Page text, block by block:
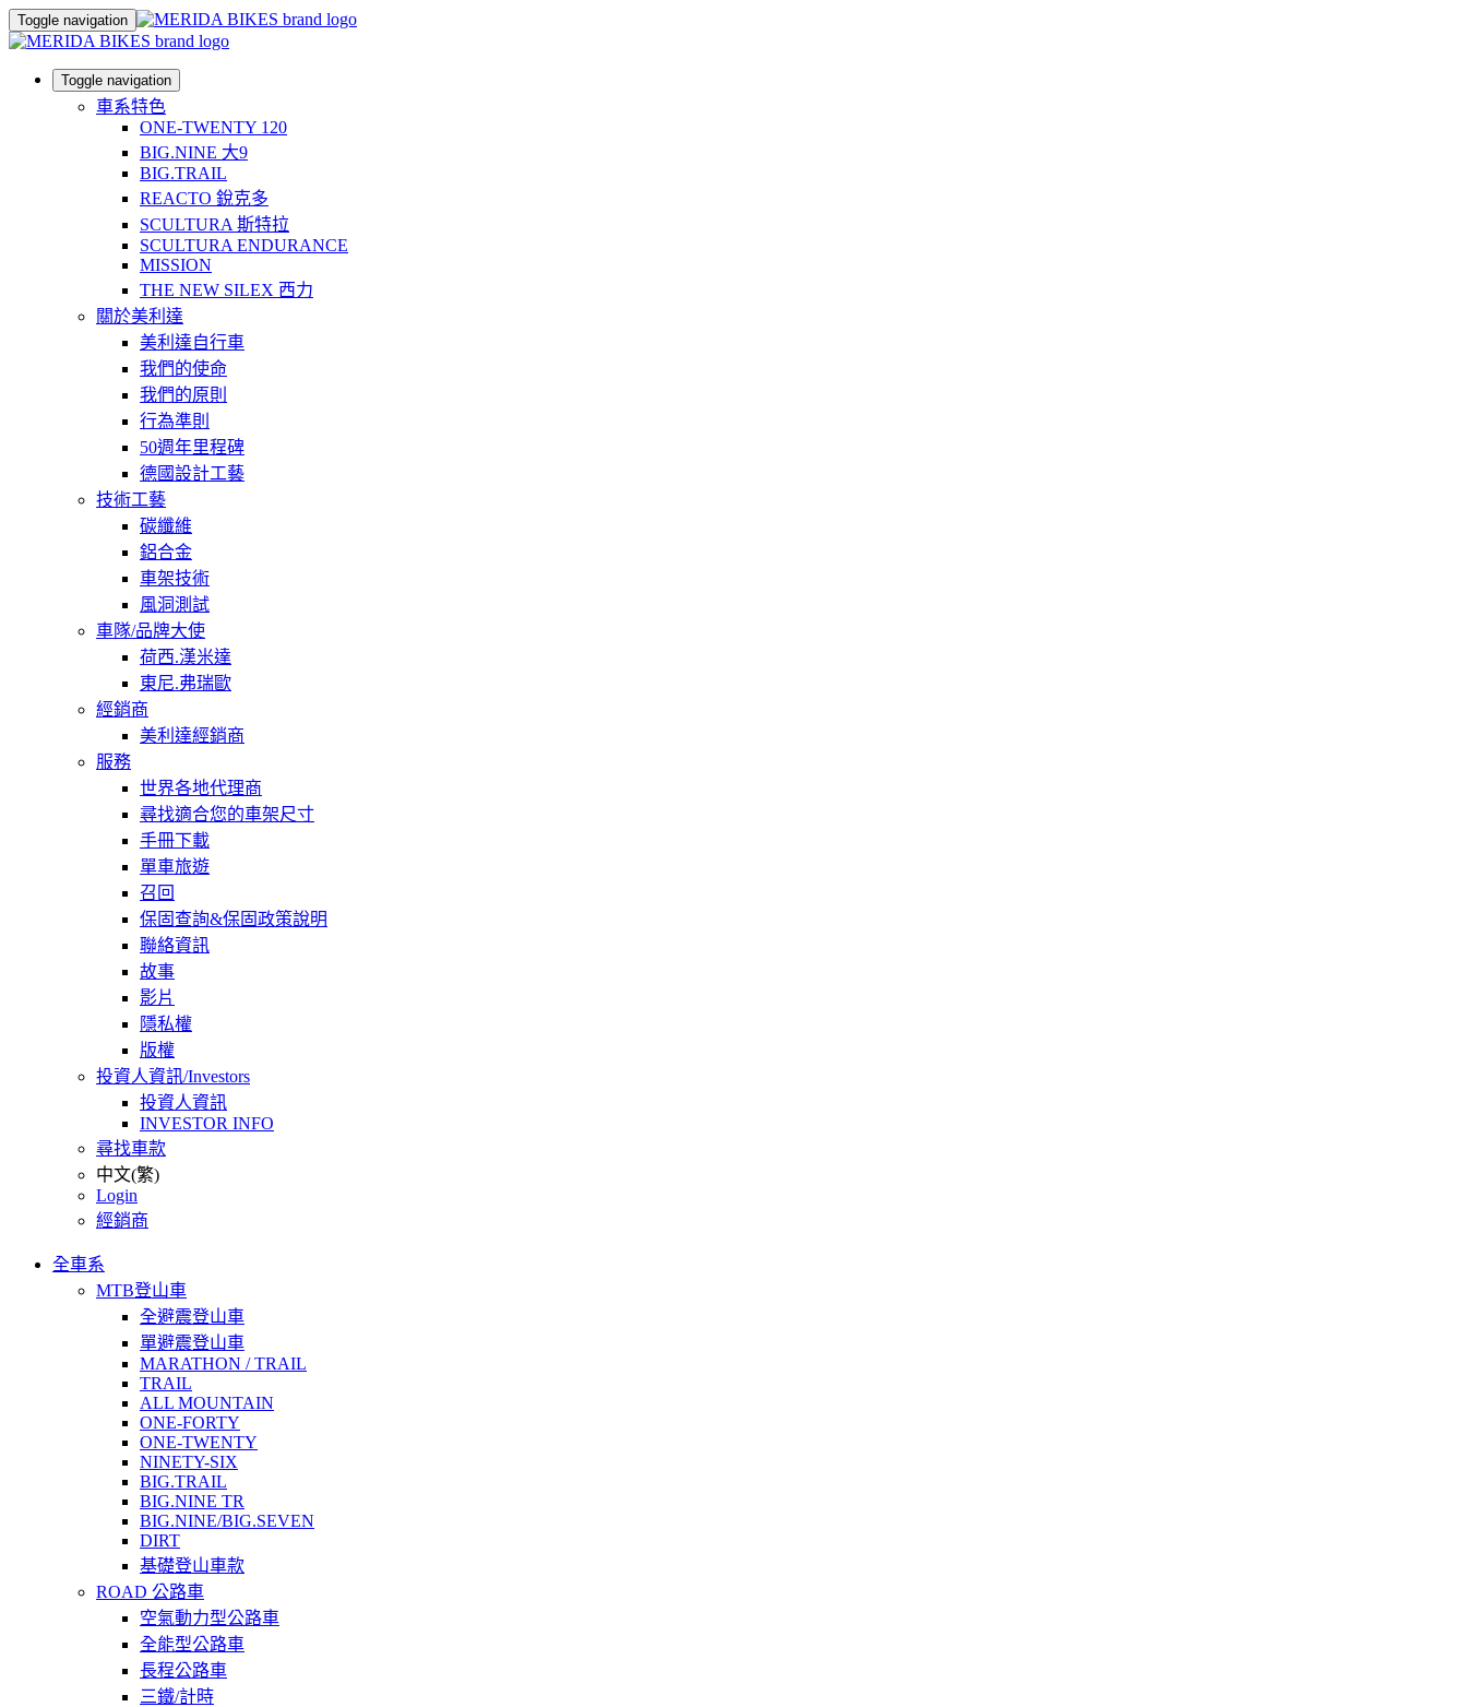
Toggle navigation
Toggle navigation
車系特色
ONE-TWENTY 120
BIG.NINE 大9
BIG.TRAIL
REACTO 銳克多
SCULTURA 斯特拉
SCULTURA ENDURANCE
MISSION
THE NEW SILEX 西力
關於美利達
美利達自行車
我們的使命
我們的原則
行為準則
50週年里程碑
德國設計工藝
技術工藝
碳纖維
鋁合金
車架技術
風洞測試
車隊/品牌大使
荷西.漢米達
東尼.弗瑞歐
經銷商
美利達經銷商
服務
世界各地代理商
尋找適合您的車架尺寸
手冊下載
單車旅遊
召回
保固查詢&保固政策說明
聯絡資訊
故事
影片
隱私權
版權
投資人資訊/Investors
投資人資訊
INVESTOR INFO
尋找車款
中文(繁)
Login
經銷商
全車系
MTB登山車
全避震登山車
單避震登山車
MARATHON / TRAIL
TRAIL
ALL MOUNTAIN
ONE-FORTY
ONE-TWENTY
NINETY-SIX
BIG.TRAIL
BIG.NINE TR
BIG.NINE/BIG.SEVEN
DIRT
基礎登山車款
ROAD 公路車
空氣動力型公路車
全能型公路車
長程公路車
三鐵/計時